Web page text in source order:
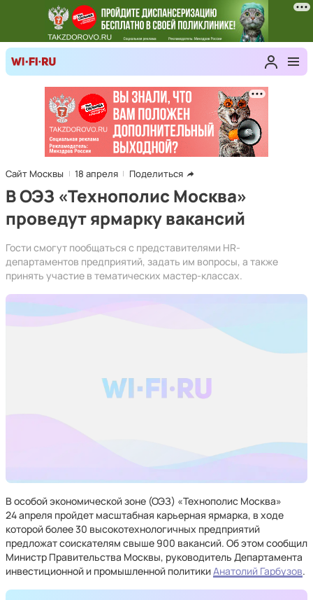
Сайт Москвы 18 апреля Поделиться
В ОЭЗ «Технополис Москва»
проведут ярмарку вакансий
Гости смогут пообщаться с представителями HR-
департаментов предприятий, задать им вопросы, а также
принять участие в тематических мастер-классах.
В особой экономической зоне (ОЭЗ) «Технополис Москва»
24 апреля пройдет масштабная карьерная ярмарка, в ходе
которой более 30 высокотехнологичных предприятий
предложат соискателям свыше 900 вакансий. Об этом сообщил
Министр Правительства Москвы, руководитель Департамента
инвестиционной и промышленной политикиАнатолий Гарбузов.